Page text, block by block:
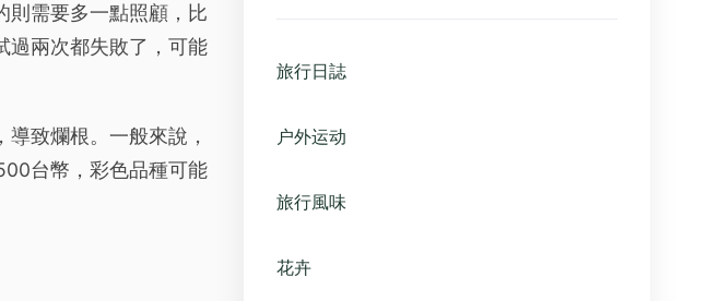
則需要多一點照顧，比
過兩次都失敗了，可能
致爛根。一般來說，
台幣，彩色品種可能
旅行日誌
户外运动
旅行風味
花卉